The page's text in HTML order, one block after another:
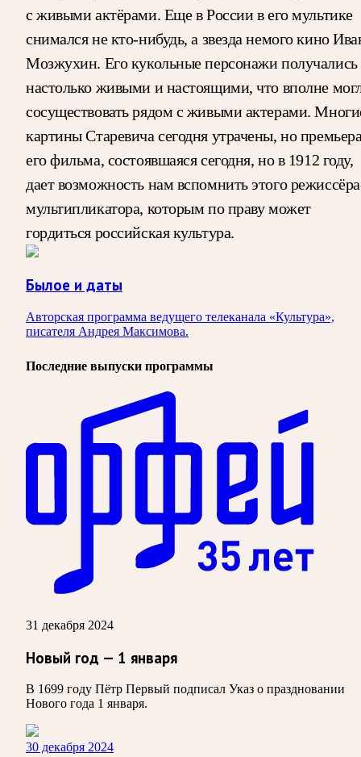
с живыми актёрами. Еще в России в его мультике
снимался не кто-нибудь, а звезда немого кино
Мозжухин. Его кукольные персонажи получались
настолько живыми и настоящими, что вполне
сосуществовать рядом с живыми актерами.
картины Старевича сегодня утрачены, но
его фильма, состоявшаяся сегодня, но в 1912 году,
дает возможность нам вспомнить этого
мультипликатора, которым по праву может
гордиться российская культура.
Былое и даты
Авторская программа ведущего телеканала «Культура»,
писателя Андрея Максимова.
Последние выпуски программы
31 декабря 2024
Новый год — 1 января
В 1699 году Пётр Первый подписал Указ о праздновании
Нового года 1 января.
30 декабря 2024